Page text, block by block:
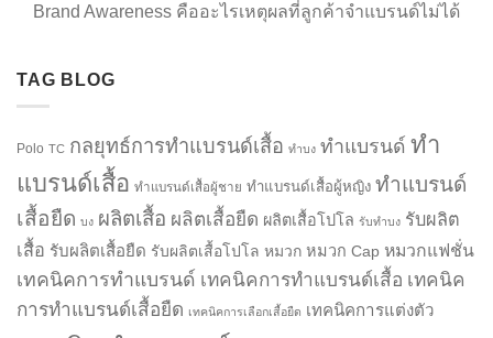
Brand Awareness คืออะไรเหตุผลที่ลูกค้าจำแบรนด์ไม่ได้
TAG BLOG
Polo TC กลยุทธ์การทำแบรนด์เสื้อ ทำบง ทำแบรนด์ ทำ
แบรนด์เสื้อ ทำแบรนด์เสื้อผู้ชาย ทำแบรนด์เสื้อผู้หญิง ทำแบรนด์
เสื้อยืด บง ผลิตเสื้อ ผลิตเสื้อยืด ผลิตเสื้อโปโล รับทำบง รับผลิต
เสื้อ รับผลิตเสื้อยืด รับผลิตเสื้อโปโล หมวก หมวก Cap หมวกแฟชั่น
เทคนิคการทำแบรนด์ เทคนิคการทำแบรนด์เสื้อ เทคนิค
การทำแบรนด์เสื้อยืด เทคนิคการเลือกเสื้อยืด เทคนิคการแต่งตัว